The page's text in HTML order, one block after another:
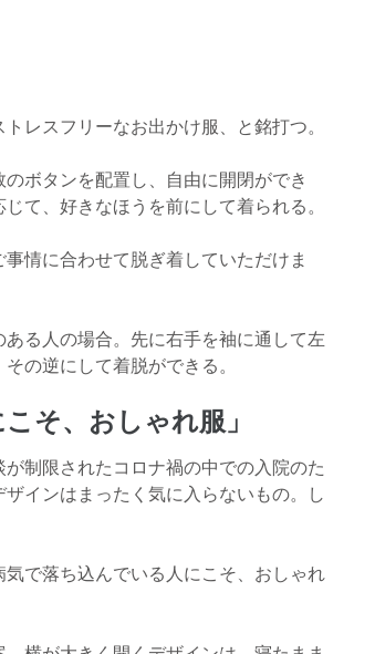
レスフリーなお出かけ服、と銘打つ。
ボタンを配置し、自由に開閉ができ
て、好きなほうを前にして着られる。
情に合わせて脱ぎ着していただけま
る人の場合。先に右手を袖に通して左
の逆にして着脱ができる。
そ、おしゃれ服」
制限されたコロナ禍の中での入院のた
インはまったく気に入らないもの。し
で落ち込んでいる人にこそ、おしゃれ